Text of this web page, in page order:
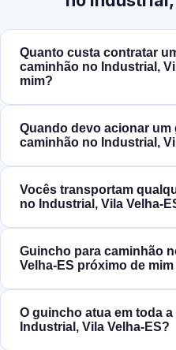
Quanto custa contratar
caminhão no Industrial,
mim?
Quando devo acionar um
caminhão no Industrial,
Vocês transportam
no Industrial, Vila
Guincho para caminhão
Velha‑ES próximo de
O guincho atua em toda
Industrial, Vila Velha‑ES?